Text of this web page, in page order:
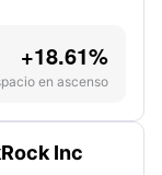
Inc
+18.61%
en ascenso